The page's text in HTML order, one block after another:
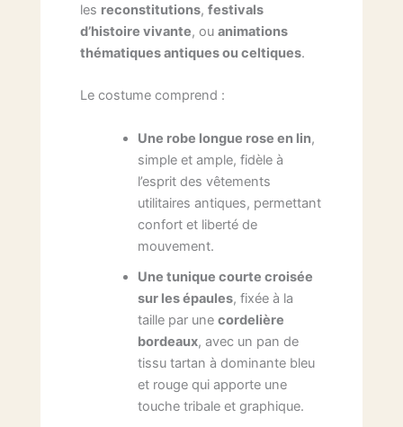
les reconstitutions,festivals
d’histoire vivante, ouanimations
thématiques antiques ou celtiques.
Le costume comprend :
Une robe longue rose en lin,
simple et ample, fidèle à
l’esprit des vêtements
utilitaires antiques, permettant
confort et liberté de
mouvement.
Une tunique courte croisée
sur les épaules, fixée à la
taille par une cordelière
bordeaux, avec un pan de
tissu tartan à dominante bleu
et rouge qui apporte une
touche tribale et graphique.